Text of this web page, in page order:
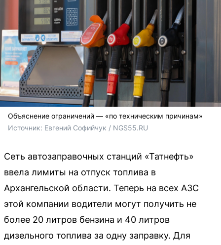
Объяснение ограничений — «по техническим причинам»
Источник: Евгений Софийчук / NGS55.RU
Сеть автозаправочных станций «Татнефть»
ввела лимиты на отпуск топлива в
Архангельской области. Теперь на всех АЗС
этой компании водители могут получить не
более 20 литров бензина и 40 литров
дизельного топлива за одну заправку. Для